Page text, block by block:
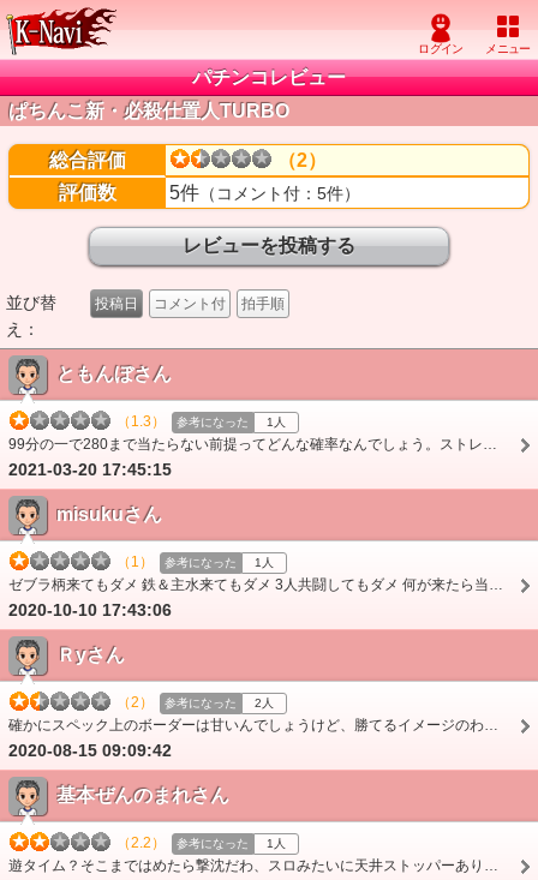
パチンコレビュー
ぱちんこ新・必殺仕置人TURBO
総合評価
（2）
評価数
5件 （コメント付：5件）
並び替
え：
投稿日 コメント付 拍手順
ともんぼさん
（1.3） 参考になった 1人
99分の一で280まで当たらない前提ってどんな確率なんでしょう。ストレートで遊タイムいきました
2021-03-20 17:45:15
misukuさん
（1） 参考になった 1人
ゼブラ柄来てもダメ 鉄＆主水来てもダメ 3人共闘してもダメ 何が来たら当たるんだ？
2020-10-10 17:43:06
Ｒyさん
（2） 参考になった 2人
確かにスペック上のボーダーは甘いんでしょうけど、勝てるイメージのわかない台ですね。このサイトの総収支が物語っていると思いますが。 左右の釘が本当に嫌いです。
2020-08-15 09:09:42
基本ぜんのまれさん
（2.2） 参考になった 1人
遊タイム？そこまではめたら撃沈だわ、スロみたいに天井ストッパーありそう。250で仕置きボ引いたら発狂もの。相変わらずのエア待ち。40じゃ引き戻しはほぼ不可能。